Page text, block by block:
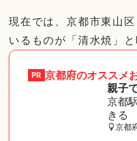
現在では、京都市東山
いるものが「清水焼」と
PR 京都府のオススメ
親子
京都
きる
京都